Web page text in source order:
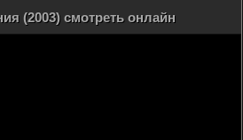
(2003) смотреть онлайн